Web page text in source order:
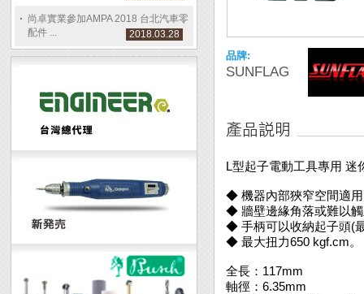
尚卓實業參加AMPA 2018 台北汽車零
配件 ...
2018.03.28
品牌:
SUNFLAG
L型起子電動工具專用 迷
◆ 機器內部狹窄空間適
◆ 牆壁邊緣角落或難以
◆ 手柄可以收納起子頭(
◆ 最大扭力650 kgf.cm。
全長：117mm
軸徑：6.35mm